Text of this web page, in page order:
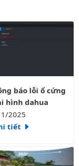
dahua
báo lỗi ổ cứng đầu
báo lỗi ổ cứng
hình dahua
2025
tiết